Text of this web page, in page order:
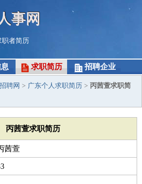
事网
职者简历
求职简历 招聘企业
聘网 > 广东个人求职简历 > 丙茜萱求职简
丙茜萱求职简历
茜萱